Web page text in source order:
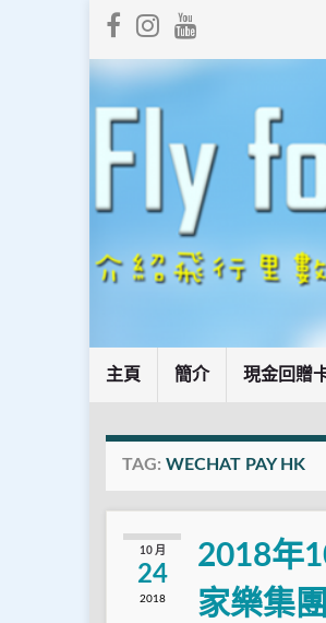
主頁 簡介 現金回贈
TAG: WECHAT PAY HK
10 月
24
2018
2018年
家樂集